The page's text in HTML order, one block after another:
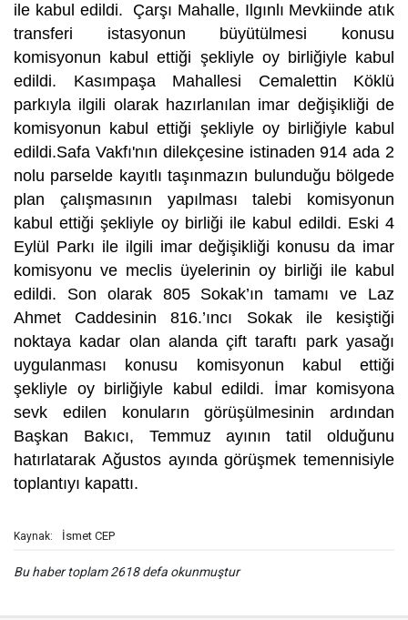
ile kabul edildi. Çarşı Mahalle, Ilgınlı Mevkiinde atık
transferi istasyonun büyütülmesi konusu
komisyonun kabul ettiği şekliyle oy birliğiyle kabul
edildi. Kasımpaşa Mahallesi Cemalettin Köklü
parkıyla ilgili olarak hazırlanılan imar değişikliği de
komisyonun kabul ettiği şekliyle oy birliğiyle kabul
edildi.Safa Vakfı'nın dilekçesine istinaden 914 ada 2
nolu parselde kayıtlı taşınmazın bulunduğu bölgede
plan çalışmasının yapılması talebi komisyonun
kabul ettiği şekliyle oy birliği ile kabul edildi. Eski 4
Eylül Parkı ile ilgili imar değişikliği konusu da imar
komisyonu ve meclis üyelerinin oy birliği ile kabul
edildi. Son olarak 805 Sokak’ın tamamı ve Laz
Ahmet Caddesinin 816.’ıncı Sokak ile kesiştiği
noktaya kadar olan alanda çift taraftı park yasağı
uygulanması konusu komisyonun kabul ettiği
şekliyle oy birliğiyle kabul edildi. İmar komisyona
sevk edilen konuların görüşülmesinin ardından
Başkan Bakıcı, Temmuz ayının tatil olduğunu
hatırlatarak Ağustos ayında görüşmek temennisiyle
toplantıyı kapattı.
Kaynak: İsmet CEP
Bu haber toplam 2618 defa okunmuştur